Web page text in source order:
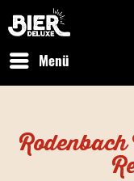
Kostenfreier Versand in
Menü